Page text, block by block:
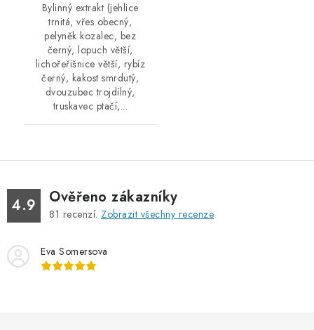
Bylinný extrakt (jehlice
trnitá, vřes obecný,
pelyněk kozalec, bez
černý, lopuch větší,
lichořeřišnice větší, rybíz
černý, kakost smrdutý,
dvouzubec trojdílný,
truskavec ptačí,...
4.9 Ověřeno zákazníky
81 recenzí. Zobrazit všechny recenze
Eva Somersova